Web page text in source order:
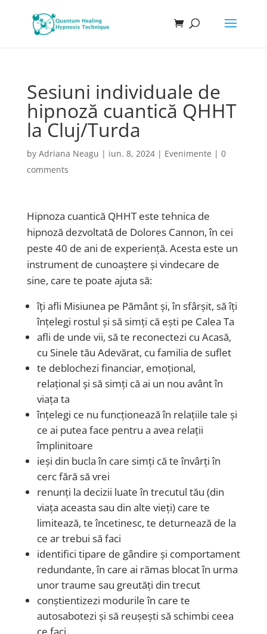
Sesiuni individuale de
hipnoză cuantică QHHT
la Cluj/Turda
by Adriana Neagu | iun. 8, 2024| Evenimente | 0
comments
Hipnoza cuantică QHHT este tehnica de
hipnoză dezvoltată de Dolores Cannon, în cei
peste 40 de ani de experiență. Acesta este un
instrument de cunoaștere și vindecare de
sine, care te poate ajuta să:
îți afli Misiunea pe Pământ și, în sfârșit, să îți
înțelegi rostul și să simți că ești pe Calea Ta
afli de unde vii, să te reconectezi cu Acasă,
cu Sinele tău Adevărat, cu familia de suflet
te deblochezi financiar, emoțional,
relațional și să simți că ai un nou avânt în
viața ta
înțelegi ce nu funcționează în relațiile tale și
ce ai putea face pentru a avea relații
împlinitoare
ieși din bucla în care simți că te învârți în
cerc fără să vrei
renunți la decizii luate în trecutul tău (din
viața aceasta sau din alte vieți) care te
limitează, te încetinesc, te deturnează de la
ce ar trebui să faci
identifici tipare de gândire și comportament
redundante, în care ai rămas blocat în urma
unor traume sau greutăți din trecut
conștientizezi modurile în care te
autosabotezi și să reușești să schimbi ceea